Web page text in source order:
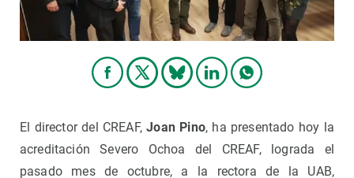
El director del CREAF,Joan Pino, ha presentado hoy la
acreditación Severo Ochoa del CREAF, lograda el
pasado mes de octubre, a la rectora de la UAB,